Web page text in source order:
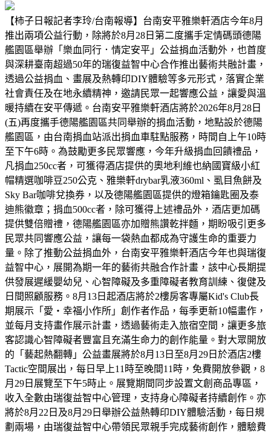
【柿子日報記者李玲/台南報導】台南安平雅樂軒酒店今年8月
推出兩項公益行動，除將於8月28日第二度攜手定情碼頭德陽
艦園區舉辦「樂血同行．情定安平」公益捐血活動外，也首度
與深耕臺南超過50年的瑞復益智中心合作推出藝術共融計畫，
透過公益捐血、畫展及熱轉印DIY體驗等多元形式，落實企業
社會責任及在地永續精神，邀請民眾一起響應公益，讓愛與溫
暖持續在安平傳遞。台南安平雅樂軒酒店將於2026年8月28日
(五)再度攜手德陽艦園區共同舉辦的捐血活動，地點設於德陽
艦園區，由台南捐血站派出捐血車駐點服務，時間自上午10時
至下午6時。為鼓勵更多民眾響應，今年升級捐血回饋禮品，
凡捐血250cc者，可獲得酒店提供的奧地利維也納國寶級小紅
帽精選咖啡豆250公克、雅樂軒drybar乳液360ml、虱目魚餅及
Sky Bar咖啡兌換券，以及德陽艦園區提供的燈箱鑰匙圈及泰
迪熊徽章；捐血500cc者，除可獲得上述禮品外，酒店更加碼
提供雙倍贈禮，德陽艦園區亦加贈熊讚乾拌麵，期盼吸引更多
民眾共同響應公益，讓每一袋熱血都成為守護生命的重要力
量。除了推動公益捐血外，台南安平雅樂軒酒店今年也與瑞復
益智中心，展開為期一年的藝術共融合作計畫，該中心長期提
供發展遲緩嬰幼兒、心智障礙及多重障礙者教育訓練、復健及
日間照顧服務。8月13日起酒店將於2樓房客專屬Kid's Club長
期展示「愛・幸福小作所」創作者作品，每季更新10幅畫作，
並每月支持畫作展示計畫，透過藝術走入旅宿空間，讓更多旅
客認識心智障礙者豐富且充滿生命力的創作能量。對大眾開放
的「藝起熱翻轉」公益畫展將於8月13日至8月29日於酒店2樓
Tactic空間展出，每日早上11時至晚間11時，免費開放參觀，8
月29日展覽至下午5時止。展覽期間同步設置文創商品專區，
收入全數由瑞復益智中心管理，支持身心障礙者持續創作。亦
將於8月22日及8月29日舉辦公益熱轉印DIY體驗活動，每日規
劃兩場，由瑞復益智中心帶領民眾親手完成藝術創作，體驗費